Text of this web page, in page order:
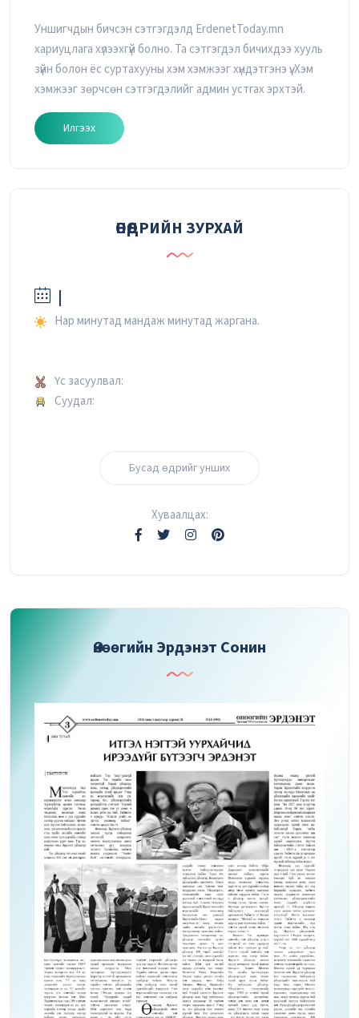
Уншигчдын бичсэн сэтгэгдэлд ErdenetToday.mn
хариуцлага хүлээхгүй болно. Та сэтгэгдэл бичихдээ хууль
зүйн болон ёс суртахууны хэм хэмжээг хүндэтгэнэ үү. Хэм
хэмжээг зөрчсөн сэтгэгдэлийг админ устгах эрхтэй.
Илгээх
ӨНӨӨДРИЙН ЗУРХАЙ
|
Нар минутад мандаж минутад жаргана.
Үс засуулвал:
Суудал:
Бусад өдрийг унших
Хуваалцах:
Өнөөгийн Эрдэнэт Сонин